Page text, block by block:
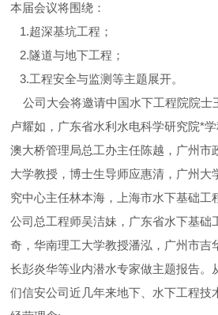
本届会议将围绕：
1.超深基坑工程；
2.隧道与地下工程；
3.工程安全与监测等主题展开。
公司大会将邀请中国水下工程院院士
卢耀如，广东省水利水电科学研究院*
澳大桥管理局总工办主任陈越，广州市
大学教授，博士生导师应惠清，广州大
究中心主任林本海，上海市水下基础工
公司总工程师吴洁妹，广东省水下基础
奇，华南理工大学教授潘泓，广州市吉
长彭炎华等业内潜水专家做主题报告。
们信安公司近几年来地下、水下工程技